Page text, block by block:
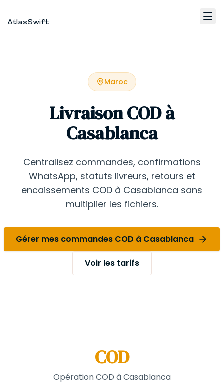
AtlasSwift
WhatsApp Marketing
Se connecter
Maroc
Livraison COD à
Casablanca
Centralisez commandes, confirmations
WhatsApp, statuts livreurs, retours et
encaissements COD à Casablanca sans
multiplier les fichiers.
Gérer mes commandes COD à Casablanca
Voir les tarifs
COD
Opération COD à Casablanca